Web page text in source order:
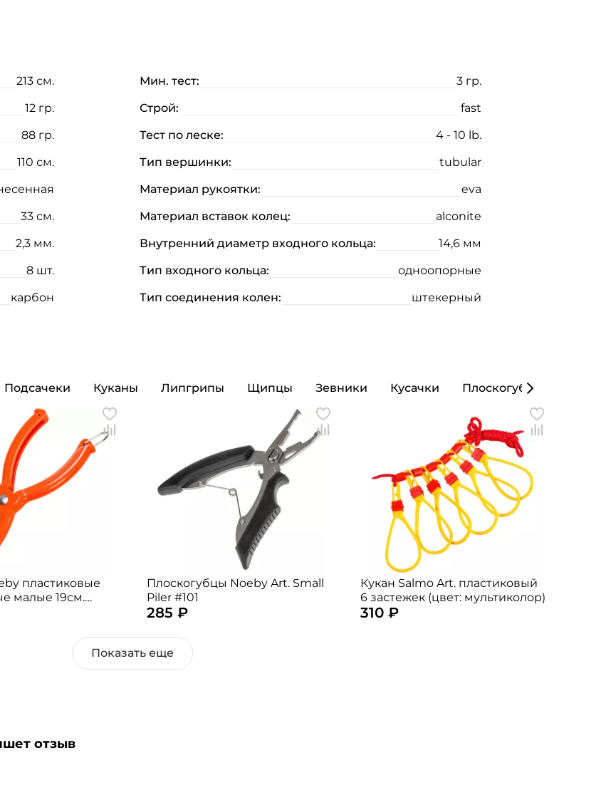
213 см. Мин. тест:
3 гр.
12 гр. Строй:
fast
88 гр. Тест по леске:
4 - 10 lb.
110 см. Тип вершинки:
tubular
Материал рукоятки:
eva
33 см. Материал вставок колец:
alconite
2,3 мм. Внутренний диаметр входного кольца:
14,6 мм
8 шт. Тип входного кольца:
одноопорные
карбон Тип соединения колен: штекерный
Подсачеки Куканы Липгрипы Щипцы Зевники Кусачки Плоскогубцы
пластиковые
малые 19см.
Плоскогубцы Noeby Art. Small
Piler #101
285 ₽
Кукан Salmo Art. пластиковый
6 застежек (цвет: мультиколор)
310 ₽
Показать еще
отзыв
Email: *
Номер телефона: *
Придумайте пароль: *
данную форму вы соглашаетесь на
персональных данных
Создать аккаунт
У меня уже есть аккаунт